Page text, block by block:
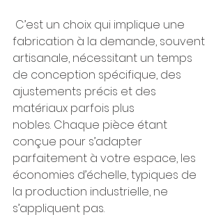
fabrication à la demande, souvent
artisanale, nécessitant un temps
de conception spécifique, des
ajustements précis et des
matériaux parfois plus
nobles. Chaque pièce étant
conçue pour s’adapter
parfaitement à votre espace, les
économies d’échelle, typiques de
la production industrielle, ne
s’appliquent pas.